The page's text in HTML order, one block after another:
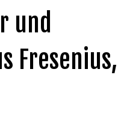
und
Fresenius,